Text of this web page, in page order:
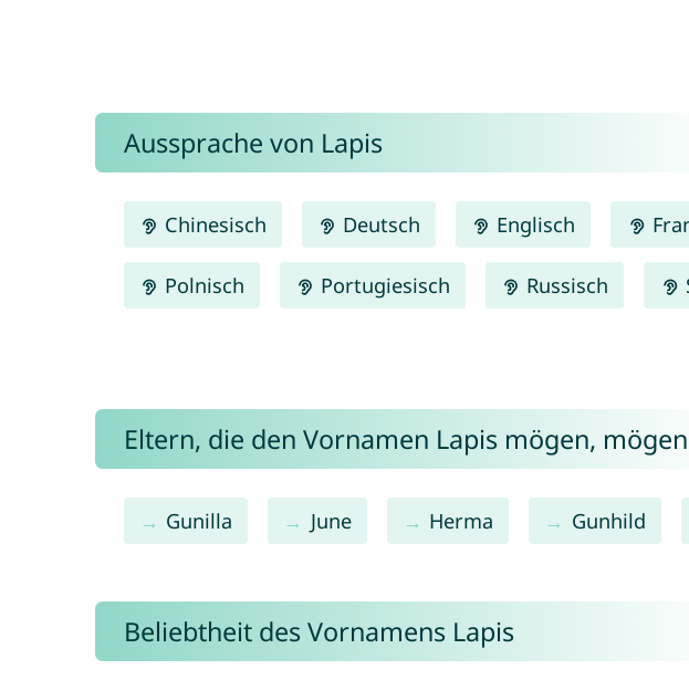
Aussprache von Lapis
Chinesisch Deutsch Englisch
Polnisch Portugiesisch Russisch
Eltern, die den Vornamen Lapis mögen,
Gunilla June Herma Gunhild
Beliebtheit des Vornamens Lapis